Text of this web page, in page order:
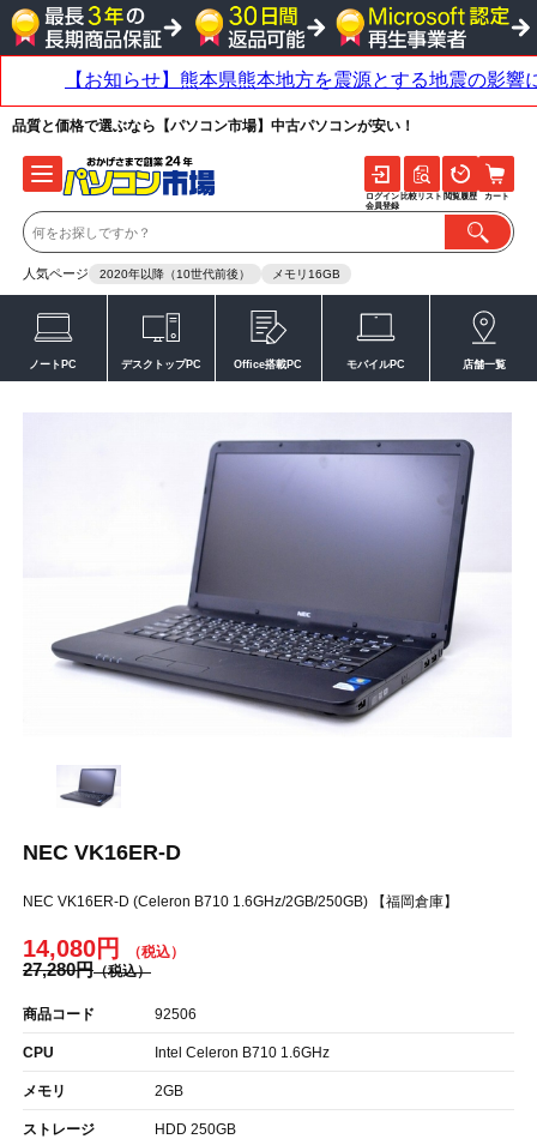
品質と価格で選ぶなら【パソコン市場】中古パソコンが安い！
人気ページ 2020年以降（10世代前後） メモリ16GB
ログイン
会員登録
比較リスト 閲覧履歴 カート
ノートPC デスクトップPC Office搭載PC モバイルPC 店舗一覧
NEC VK16ER-D
NEC VK16ER-D (Celeron B710 1.6GHz/2GB/250GB) 【福岡倉庫】
14,080円
27,280円
商品コード 92506
CPU Intel Celeron B710 1.6GHz
メモリ 2GB
ストレージ HDD 250GB